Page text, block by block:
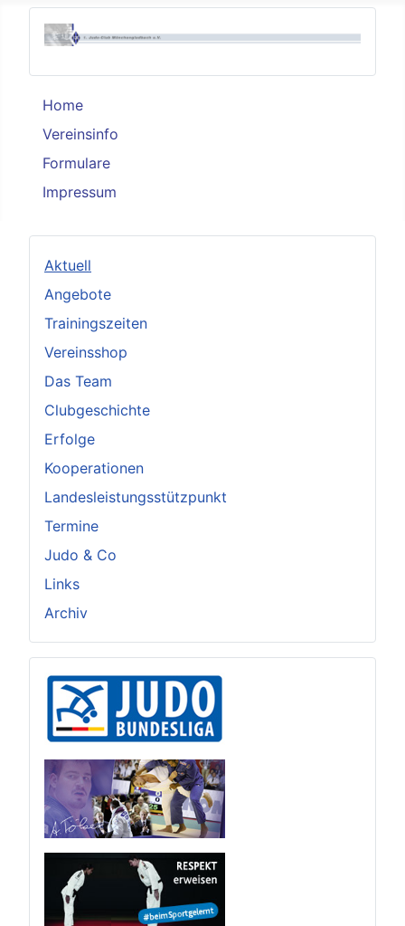
Home
Vereinsinfo
Formulare
Impressum
Aktuell
Angebote
Trainingszeiten
Vereinsshop
Das Team
Clubgeschichte
Erfolge
Kooperationen
Landesleistungsstützpunkt
Termine
Judo & Co
Links
Archiv